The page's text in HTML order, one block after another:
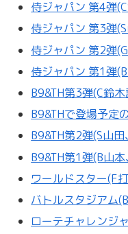
侍ジャパン 第4弾
侍ジャパン 第3弾
侍ジャパン 第2弾
侍ジャパン 第1弾
B9&TH第3弾(C鈴
B9&THで登場予定
B9&TH第2弾(S山
B9&TH第1弾(B山
ワールドスター(F
バトルスタジアム
ローテチャレンジ